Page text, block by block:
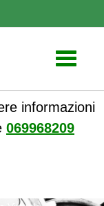
Toggle
informazioni
069968209